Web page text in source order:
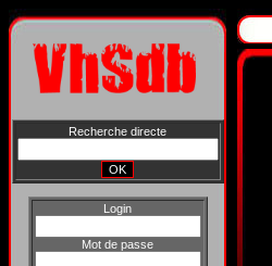
Recherche directe
Login
Mot de passe